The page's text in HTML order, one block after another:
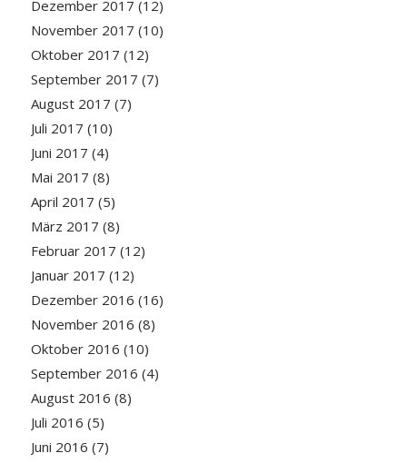
Dezember 2017 (12)
November 2017 (10)
Oktober 2017 (12)
September 2017 (7)
August 2017 (7)
Juli 2017 (10)
Juni 2017 (4)
Mai 2017 (8)
April 2017 (5)
März 2017 (8)
Februar 2017 (12)
Januar 2017 (12)
Dezember 2016 (16)
November 2016 (8)
Oktober 2016 (10)
September 2016 (4)
August 2016 (8)
Juli 2016 (5)
Juni 2016 (7)